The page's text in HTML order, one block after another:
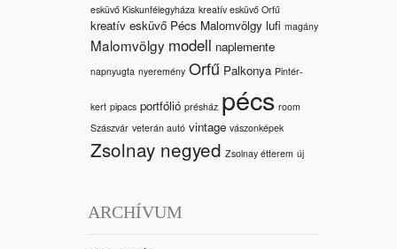
esküvő Kiskunfélegyháza kreatív esküvő Orfű
kreatív esküvő Pécs Malomvölgy lufi magány
Malomvölgy modell naplemente
napnyugta nyeremény Orfű Palkonya Pintér-
kert pipacs portfólió présház pécs room
Szászvár veterán autó vintage vászonképek
Zsolnay negyed Zsolnay étterem új
ARCHÍVUM